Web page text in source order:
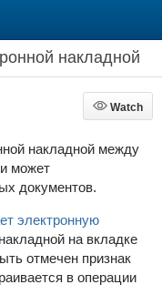
накладной
Watch
Watch
накладной между
может
документов.
электронную
на вкладке
отмечен признак
в операции